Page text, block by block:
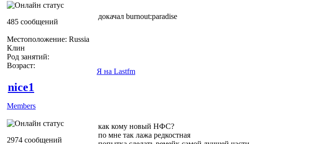
485 сообщений
Местоположение: Russia
Клин
Род занятий:
Возраст:
докачал burnout:paradise
Я на Lastfm
nice1
Members
2974 сообщений
как кому новый НФС?
по мне так лажа редкостная